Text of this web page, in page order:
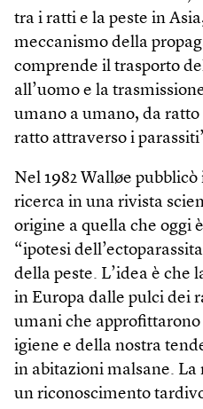
tra i ratti e la peste in
meccanismo della
comprende il trasporto
all’uomo e la
umano a umano, da
ratto attraverso i
Nel 1982 Walløe
ricerca in una rivista
origine a quella che oggi
“ipotesi
della peste. L’idea è che
in Europa dalle pulci dei
umani che approfittarono
igiene e della nostra
in abitazioni malsane. La
un riconoscimento